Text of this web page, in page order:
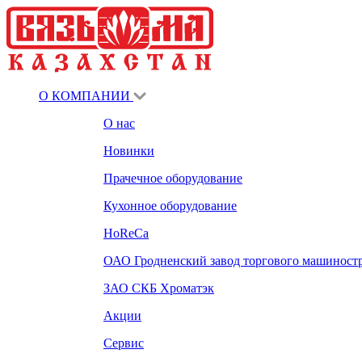
О КОМПАНИИ
О нас
Новинки
Прачечное оборудование
Кухонное оборудование
HoReCa
ОАО Гродненский завод торгового
ЗАО СКБ Хроматэк
Акции
Сервис